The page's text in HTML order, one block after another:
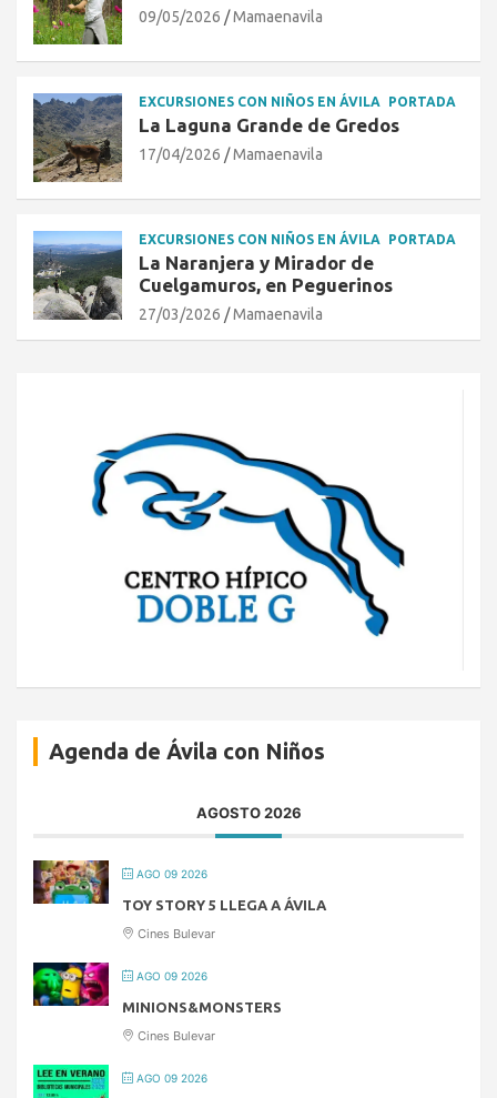
09/05/2026 Mamaenavila
EXCURSIONES CON NIÑOS EN ÁVILA PORTADA
La Laguna Grande de Gredos
17/04/2026 Mamaenavila
EXCURSIONES CON NIÑOS EN ÁVILA PORTADA
La Naranjera y Mirador de
Cuelgamuros, en Peguerinos
27/03/2026 Mamaenavila
Agenda de Ávila con Niños
AGOSTO 2026
AGO 09 2026
TOY STORY 5 LLEGA A ÁVILA
Cines Bulevar
AGO 09 2026
MINIONS&MONSTERS
Cines Bulevar
AGO 09 2026